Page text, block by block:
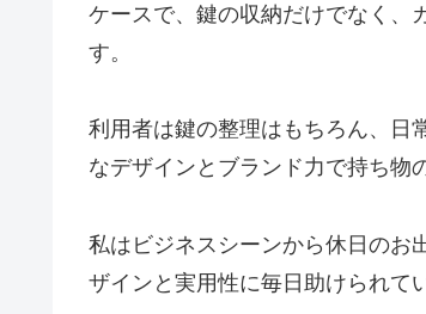
ケースで、鍵の収納だけでなく、
す。
利用者は鍵の整理はもちろん、日
なデザインとブランド力で持ち物
私はビジネスシーンから休日のお
ザインと実用性に毎日助けられて